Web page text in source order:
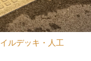
ルデッキ・人工